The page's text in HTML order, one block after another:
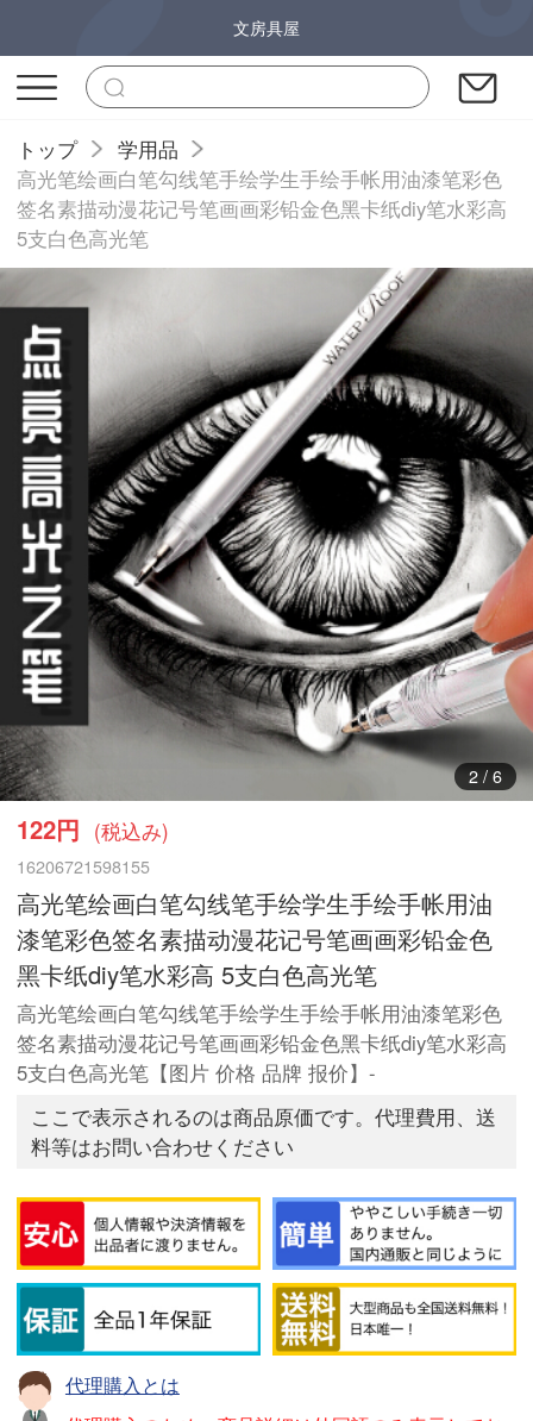
文房具屋
トップ
学用品
高光笔绘画白笔勾线笔手绘学生手绘手帐用油漆笔彩色
签名素描动漫花记号笔画画彩铅金色黑卡纸diy笔水彩高
5支白色高光笔
3/ 6
122円 (税込み)
16206721598155
高光笔绘画白笔勾线笔手绘学生手绘手帐用油
漆笔彩色签名素描动漫花记号笔画画彩铅金色
黑卡纸diy笔水彩高 5支白色高光笔
高光笔绘画白笔勾线笔手绘学生手绘手帐用油漆笔彩色
签名素描动漫花记号笔画画彩铅金色黑卡纸diy笔水彩高
5支白色高光笔【图片 价格 品牌 报价】-
ここで表示されるのは商品原価です。代理費用、送
料等はお問い合わせください
代理購入とは